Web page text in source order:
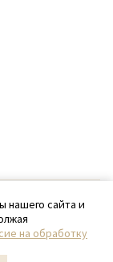
нашего сайта и
на обработку